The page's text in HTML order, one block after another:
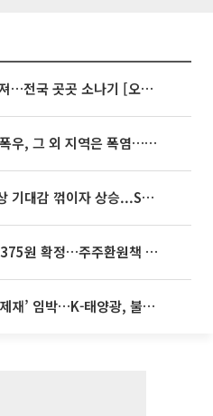
35도 안팎 무더위 이어져…전국 곳곳 소나기 [오늘 날씨]
동해안은 시간당 80㎜ 폭우, 그 외 지역은 폭염…‘극과 극 날씨’
뉴욕증시, 연준 금리인상 기대감 꺾이자 상승...S&P500 사상 최고치 [종합]
SK하이닉스, 분기배당 375원 확정…주주환원책 9월로 앞당겨 발표
美 ‘232조 하이브리드 제재’ 임박…K-태양광, 불확실성 털고 날개 다나